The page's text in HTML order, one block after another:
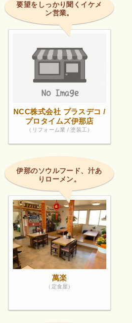
要望をしっかり聞くイケメ
ン営業。
NCC株式会社 プラスデコ /
プロタイムズ伊那店
（リフォーム業 / 塗装工）
伊那のソウルフード、汁あ
りローメン。
萬楽
（定食屋）